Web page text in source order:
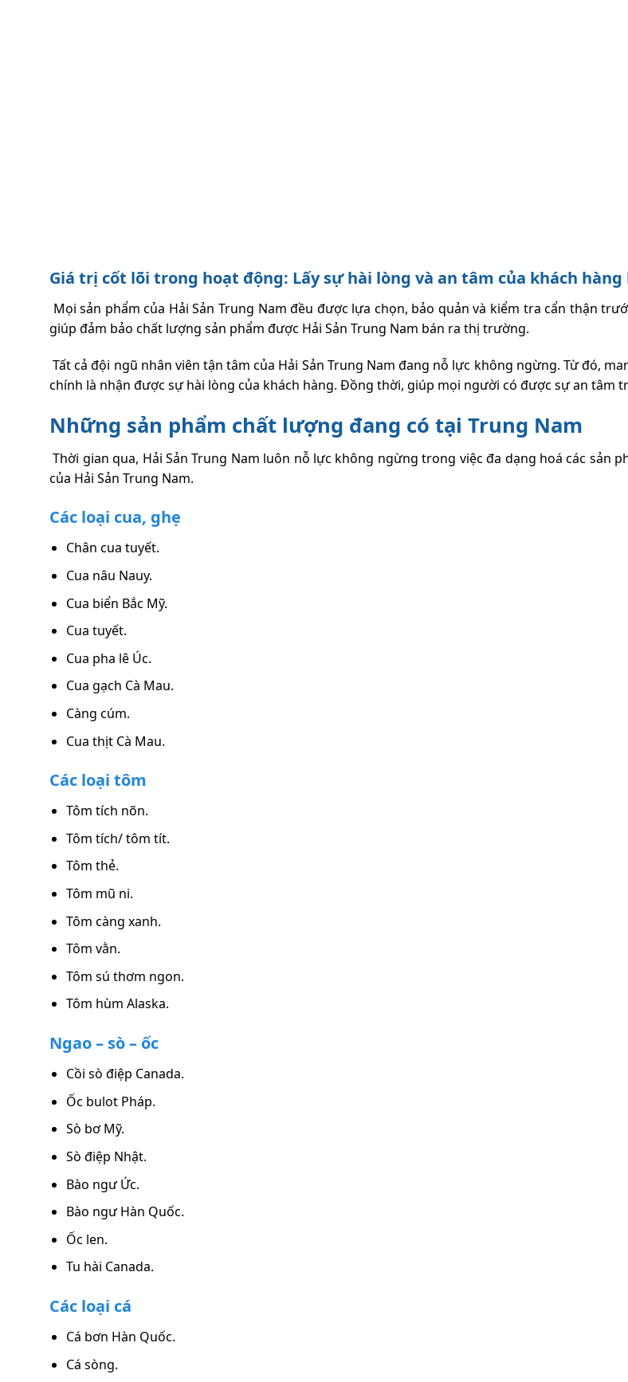
Giá trị cốt lõi trong hoạt động: Lấy sự hài lòng và an tâm của khách
Mọi sản phẩm của Hải Sản Trung Nam đều được lựa chọn, bảo quản và kiểm tra cẩn thận
giúp đảm bảo chất lượng sản phẩm được Hải Sản Trung Nam bán ra thị trường.
Tất cả đội ngũ nhân viên tận tâm của Hải Sản Trung Nam đang nỗ lực không ngừng. Từ đó,
chính là nhận được sự hài lòng của khách hàng. Đồng thời, giúp mọi người có được sự an tâm
Những sản phẩm chất lượng đang có tại Trung Nam
Thời gian qua, Hải Sản Trung Nam luôn nỗ lực không ngừng trong việc đa dạng hoá các sản
của Hải Sản Trung Nam.
Các loại cua, ghẹ
Chân cua tuyết.
Cua nâu Nauy.
Cua biển Bắc Mỹ.
Cua tuyết.
Cua pha lê Úc.
Cua gạch Cà Mau.
Càng cúm.
Cua thịt Cà Mau.
Các loại tôm
Tôm tích nõn.
Tôm tích/ tôm tít.
Tôm thẻ.
Tôm mũ ni.
Tôm càng xanh.
Tôm vằn.
Tôm sú thơm ngon.
Tôm hùm Alaska.
Ngao – sò – ốc
Cồi sò điệp Canada.
Ốc bulot Pháp.
Sò bơ Mỹ.
Sò điệp Nhật.
Bào ngư Ức.
Bào ngư Hàn Quốc.
Ốc len.
Tu hài Canada.
Các loại cá
Cá bơn Hàn Quốc.
Cá sòng.